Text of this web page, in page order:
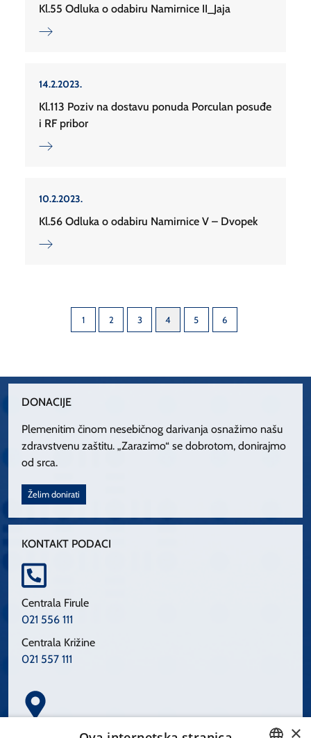
Kl.55 Odluka o odabiru Namirnice II_Jaja
14.2.2023.
Kl.113 Poziv na dostavu ponuda Porculan posuđe
i RF pribor
10.2.2023.
Kl.56 Odluka o odabiru Namirnice V – Dvopek
1 2 3 4 5 6
DONACIJE
Plemenitim činom nesebičnog darivanja osnažimo našu
zdravstvenu zaštitu. „Zarazimo“ se dobrotom, donirajmo
od srca.
Želim donirati
KONTAKT PODACI
Centrala Firule
021 556 111
Centrala Križine
021 557 111
Spinčićeva 1, 21000 Split ×